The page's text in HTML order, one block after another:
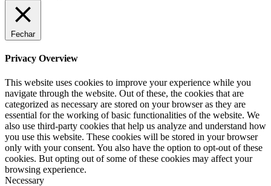
Fechar
Privacy Overview
This website uses cookies to improve your experience while you
navigate through the website. Out of these, the cookies that are
categorized as necessary are stored on your browser as they are
essential for the working of basic functionalities of the website. We
also use third-party cookies that help us analyze and understand how
you use this website. These cookies will be stored in your browser
only with your consent. You also have the option to opt-out of these
cookies. But opting out of some of these cookies may affect your
browsing experience.
Necessary